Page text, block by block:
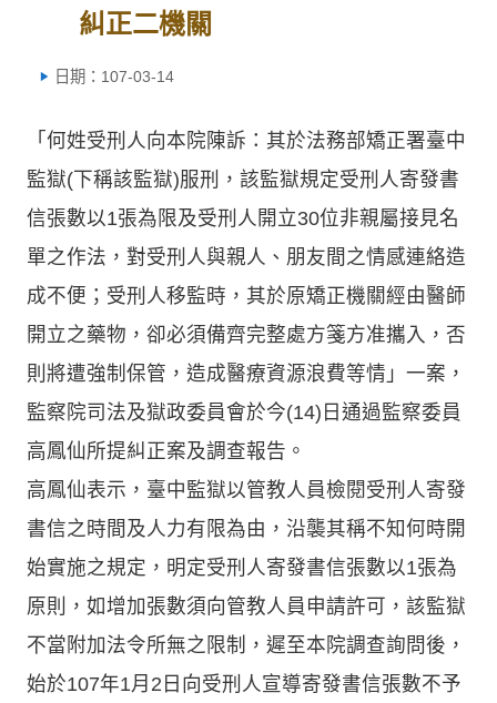
糾正二機關
日期：107-03-14
「何姓受刑人向本院陳訴：其於法務部矯正署臺中
監獄(下稱該監獄)服刑，該監獄規定受刑人寄發書
信張數以1張為限及受刑人開立30位非親屬接見名
單之作法，對受刑人與親人、朋友間之情感連絡造
成不便；受刑人移監時，其於原矯正機關經由醫師
開立之藥物，卻必須備齊完整處方箋方准攜入，否
則將遭強制保管，造成醫療資源浪費等情」一案，
監察院司法及獄政委員會於今(14)日通過監察委員
高鳳仙所提糾正案及調查報告。
高鳳仙表示，臺中監獄以管教人員檢閱受刑人寄發
書信之時間及人力有限為由，沿襲其稱不知何時開
始實施之規定，明定受刑人寄發書信張數以1張為
原則，如增加張數須向管教人員申請許可，該監獄
不當附加法令所無之限制，遲至本院調查詢問後，
始於107年1月2日向受刑人宣導寄發書信張數不予